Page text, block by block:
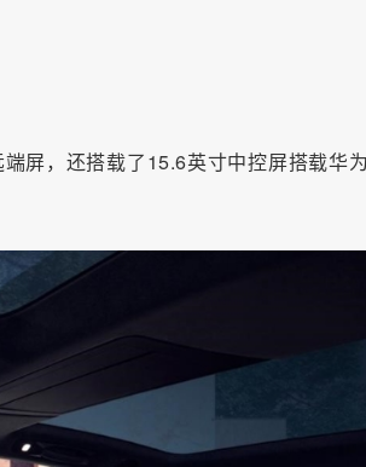
屏，还搭载了15.6英寸中控屏搭载华